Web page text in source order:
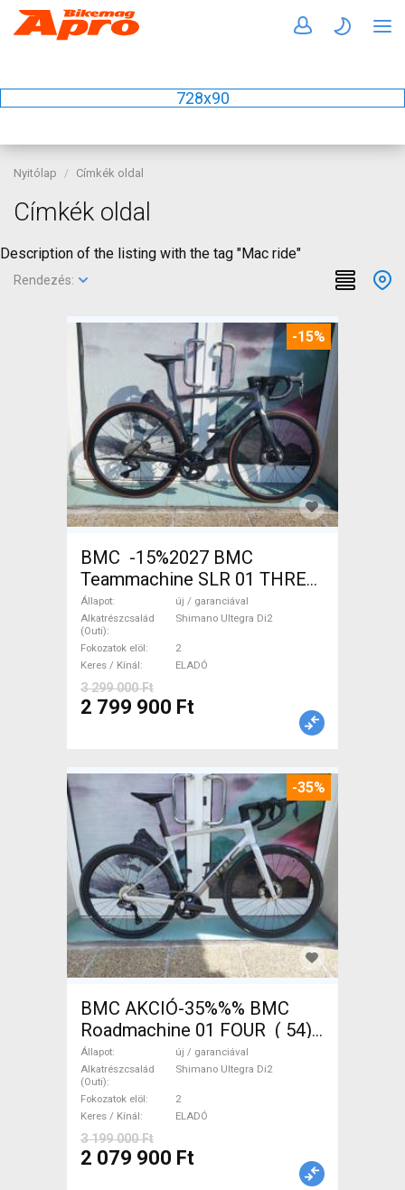
728x90
Nyitólap Címkék oldal
Címkék oldal
Description of the listing with the tag "Mac ride"
Rendezés:
-15%
BMC -15%2027 BMC
Teammachine SLR 01 THREE
Ultegra Di2 Országúti
Shimano Ultegra Di2 tárcsafék
új / garanciával ELADÓ
Állapot
új / garanciával
Alkatrészcsalád
(Outi)
Shimano Ultegra Di2
Fokozatok elöl
2
Keres / Kínál
ELADÓ
3 299 000 Ft
2 799 900 Ft
-35%
BMC AKCIÓ-35%%% BMC
Roadmachine 01 FOUR ( 54)
Országúti, Triatlon Shimano
Ultegra Di2 tárcsafék új /
garanciával ELADÓ
Állapot
új / garanciával
Alkatrészcsalád
(Outi)
Shimano Ultegra Di2
Fokozatok elöl
2
Keres / Kínál
ELADÓ
3 199 000 Ft
2 079 900 Ft